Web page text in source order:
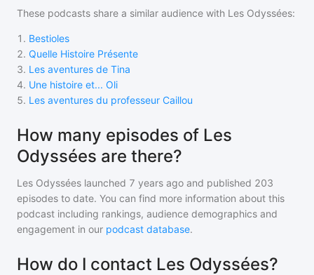
These podcasts share a similar audience with Les Odyssées:
1 . Bestioles
2. Quelle Histoire Présente
3. Les aventures de Tina
4. Une histoire et... Oli
5. Les aventures du professeur Caillou
How many episodes of Les
Odyssées are there?
Les Odyssées launched 7 years ago and published 203
episodes to date. You can find more information about this
podcast including rankings, audience demographics and
engagement in our podcast database.
How do I contact Les Odyssées?